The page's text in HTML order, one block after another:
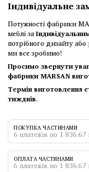
Індивідуальне
Потужності фабрики
меблі за
потрібного дизайту
ми все зробимо!
Просимо звернути
фабрики MARSAN
Термін виготовлення
тижднів.
ПОКУПКА ЧАСТИНАМИ
6 платежів по 1 836.67
ОПЛАТА ЧАСТИНАМИ
6 платежів по 1 836.67